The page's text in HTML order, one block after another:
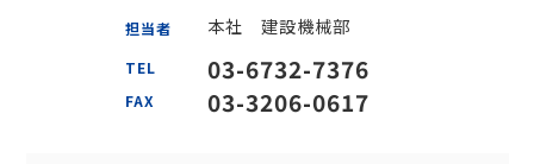
担当者 本社 建設機械部
TEL 03-6732-7376
FAX 03-3206-0617